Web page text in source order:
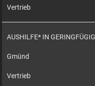
Vertrieb
AUSHILFE* IN
Gmünd
Vertrieb